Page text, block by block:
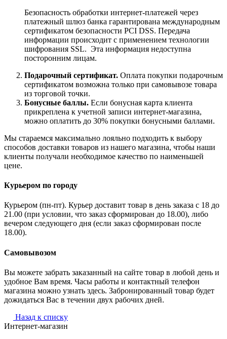
Безопасность обработки интернет-платежей через
платежный шлюз банка гарантирована международным
сертификатом безопасности PCI DSS. Передача
информации происходит с применением технологии
шифрования SSL. Эта информация недоступна
посторонним лицам.
Подарочный сертификат. Оплата покупки подарочным
сертификатом возможна только при самовывозе товара
из торговой точки.
Бонусные баллы. Если бонусная карта клиента
прикреплена к учетной записи интернет-магазина,
можно оплатить до 30% покупки бонусными баллами.
Мы стараемся максимально лояльно подходить к выбору
способов доставки товаров из нашего магазина, чтобы наши
клиенты получали необходимое качество по наименьшей
цене.
Курьером по городу
Курьером (пн-пт). Курьер доставит товар в день заказа с 18 до
21.00 (при условии, что заказ сформирован до 18.00), либо
вечером следующего дня (если заказ сформирован после
18.00).
Самовывозом
Вы можете забрать заказанный на сайте товар в любой день и
удобное Вам время. Часы работы и контактный телефон
магазина можно узнать здесь. Забронированный товар будет
дожидаться Вас в течении двух рабочих дней.
Назад к списку
Интернет-магазин